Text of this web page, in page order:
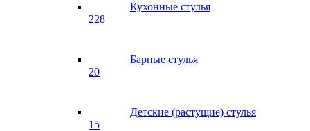
Кухонные стулья
228
Барные стулья
20
Детские (растущие) стулья
15